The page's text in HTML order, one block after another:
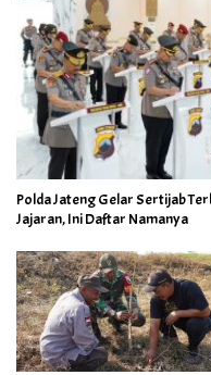
Polda Jateng Gelar Sertijab
Jajaran, Ini Daftar Namanya